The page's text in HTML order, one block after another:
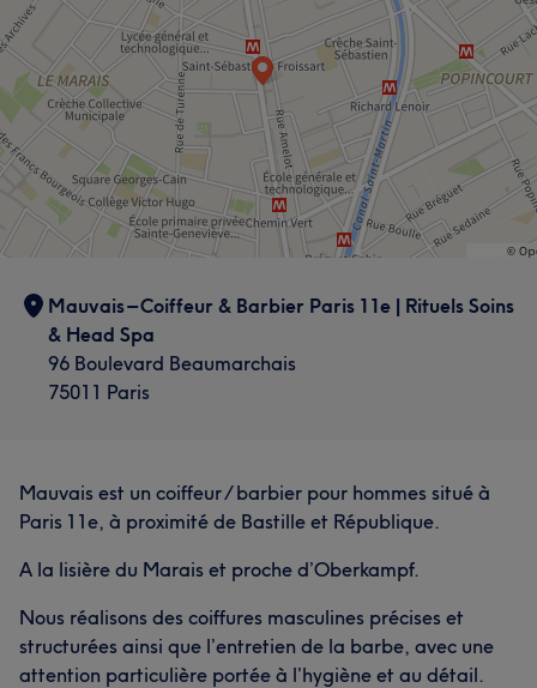
Mauvais – Coiffeur & Barbier Paris 11e | Rituels Soins
& Head Spa
96 Boulevard Beaumarchais
75011 Paris
Mauvais est un coiffeur / barbier pour hommes situé à
Paris 11e, à proximité de Bastille et République.
A la lisière du Marais et proche d’Oberkampf.
Nous réalisons des coiffures masculines précises et
structurées ainsi que l’entretien de la barbe, avec une
attention particulière portée à l’hygiène et au détail.